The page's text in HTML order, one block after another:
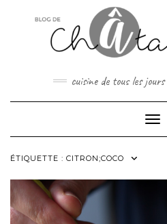
cuisine de tous les
ÉTIQUETTE : CITRON;COCO